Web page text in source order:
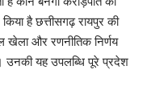
है छत्तीसगढ़ रायपुर की
खेला और रणनीतिक निर्णय
उनकी यह उपलब्धि पूरे प्रदेश